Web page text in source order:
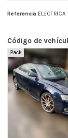
Referencia ELECTRICA
Código de
Pack